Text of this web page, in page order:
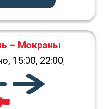
– Мокраны
15:00, 22:00;